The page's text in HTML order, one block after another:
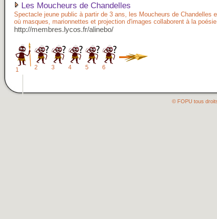
Les Moucheurs de Chandelles
Spectacle jeune public à partir de 3 ans, les Moucheurs de Chandelles
où masques, marionnettes et projection d'images collaborent à la
http://membres.lycos.fr/alinebo/
1 2 3 4 5 6
© FOPU tous